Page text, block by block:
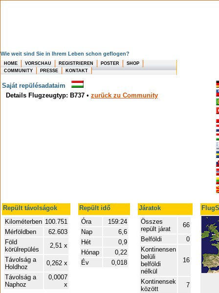
Wie weit sind Sie in Ihrem Leben schon geflogen?
HOME VORSCHAU REGISTRIEREN POSTER
SHOP
COMMUNITY
PRESSE KONTAKT
Saját repülésadataim
Details Flugzeugtyp: B737 • zurück zu Community
Repült távolságok Repült idő Járatok
Kilométerben 100.751
Mérföldben
62.603
Föld
körülrepülés
2,51 x
Távolság a
Holdhoz
0,262 x
Távolság a
Naphoz
0,0007
x
Óra
159:24
Nap
6,6
Hét
0,9
Hónap
0,22
Év
0,018
Összes
repült járat
66
Belföldi
0
Kontinensen
belüli
belföldi
nélkül
16
Kontinensek
között
7